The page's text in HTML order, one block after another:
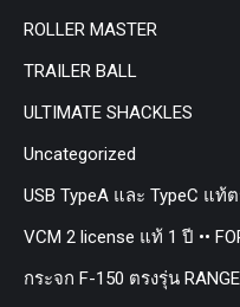
ROLLER MASTER
TRAILER BALL
ULTIMATE SHACKLES
Uncategorized
USB TypeA และ TypeC แท้
VCM 2 license แท้ 1 ปี ••
กระจก F-150 ตรงรุ่น